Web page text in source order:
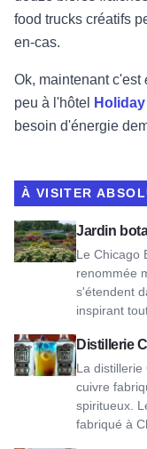
food trucks créatifs
en-cas.
Ok, maintenant c'est
peu à l'hôtel
besoin d'énergie
À VISITER
Jardin
Le Chicago
renommée
s'étendent
inspirant
Voir Jardin
Distillerie
La
cuivre
spiritueux.
fabriqué à
Voir Copper Fiddle